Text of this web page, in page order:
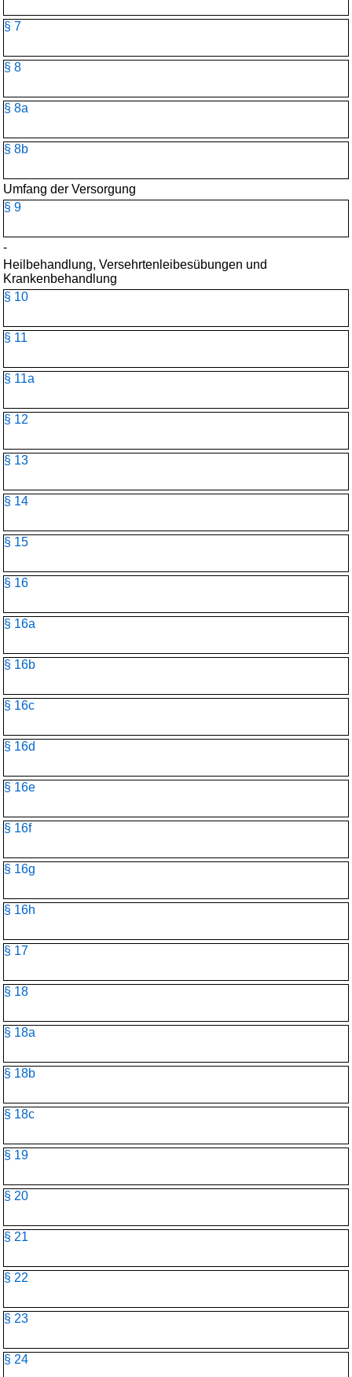
§ 7
§ 8
§ 8a
§ 8b
Umfang der Versorgung
§ 9
-
Heilbehandlung, Versehrtenleibesübungen und
Krankenbehandlung
§ 10
§ 11
§ 11a
§ 12
§ 13
§ 14
§ 15
§ 16
§ 16a
§ 16b
§ 16c
§ 16d
§ 16e
§ 16f
§ 16g
§ 16h
§ 17
§ 18
§ 18a
§ 18b
§ 18c
§ 19
§ 20
§ 21
§ 22
§ 23
§ 24